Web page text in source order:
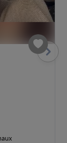
Suivant